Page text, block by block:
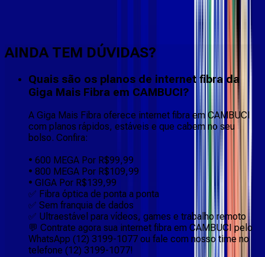
AINDA TEM DÚVIDAS?
Quais são os planos de internet fibra da
Giga Mais Fibra em CAMBUCI?
A Giga Mais Fibra oferece internet fibra em CAMBUCI
com planos rápidos, estáveis e que cabem no seu
bolso. Confira:
• 600 MEGA Por R$99,99
• 800 MEGA Por R$109,99
• GIGA Por R$139,99
✅ Fibra óptica de ponta a ponta
✅ Sem franquia de dados
✅ Ultraestável para vídeos, games e trabalho remoto
💬 Contrate agora sua internet fibra em CAMBUCI pelo
WhatsApp (12) 3199-1077 ou fale com nosso time no
telefone (12) 3199-1077!